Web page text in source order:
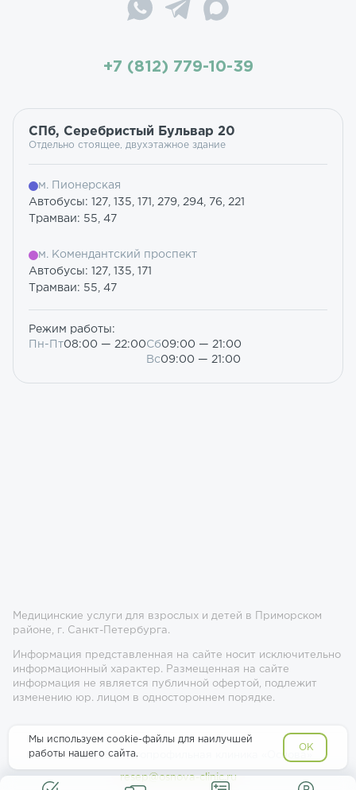
+7 (812) 779-10-39
СПб, Серебристый Бульвар 20
Отдельно стоящее, двухэтажное здание
м. Пионерская
Автобусы: 127, 135, 171, 279, 294, 76, 221
Трамваи: 55, 47
м. Комендантский проспект
Автобусы: 127, 135, 171
Трамваи: 55, 47
Режим работы:
Пн-Пт08:00 — 22:00Сб09:00 — 21:00
Вс09:00 — 21:00
Медицинские услуги для взрослых и детей в Приморском
районе, г. Санкт-Петербурга.
Информация представленная на сайте носит исключительно
информационный характер. Размещенная на сайте
информация не является публичной офертой, подлежит
изменению юр. лицом в одностороннем порядке.
© 2017-2026 Многопрофильная клиника «Основа»
resep@osnova-clinic.ru
Мы используем cookie-файлы для наилучшей
работы нашего сайта.
OK